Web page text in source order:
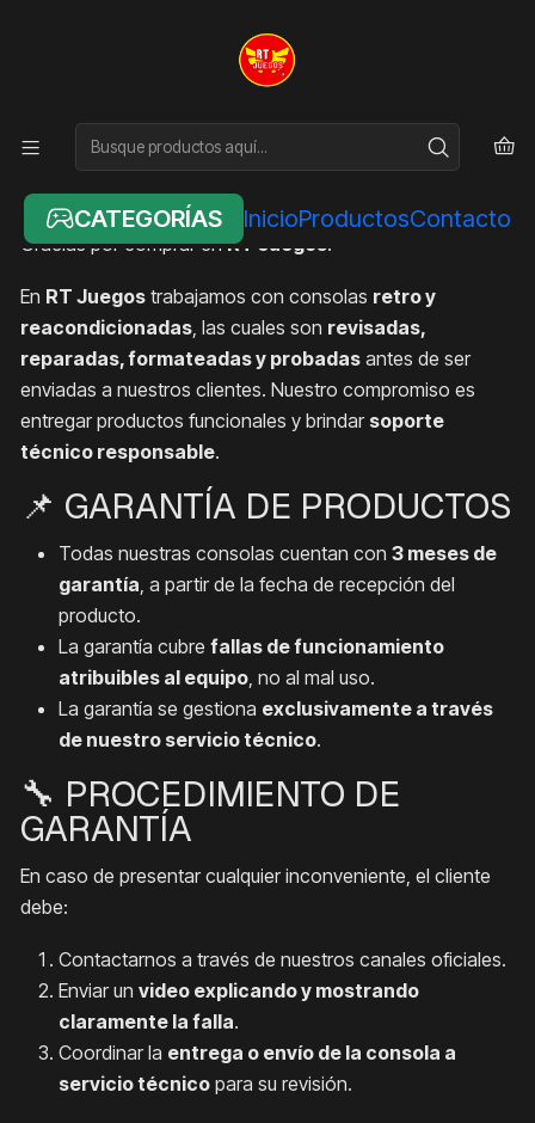
CATEGORÍAS InicioProductosContacto
JUEGOS
Gracias por comprar enRT Juegos.
En RT Juegostrabajamos con consolas retro y
reacondicionadas, las cuales son revisadas,
reparadas, formateadas y probadasantes de ser
enviadas a nuestros clientes. Nuestro compromiso es
entregar productos funcionales y brindar soporte
técnico responsable.
📌 GARANTÍA DE PRODUCTOS
Todas nuestras consolas cuentan con 3 meses de
garantía, a partir de la fecha de recepción del
producto.
La garantía cubre fallas de funcionamiento
atribuibles al equipo, no al mal uso.
La garantía se gestiona exclusivamente a través
de nuestro servicio técnico.
🔧 PROCEDIMIENTO DE
GARANTÍA
En caso de presentar cualquier inconveniente, el cliente
debe:
Contactarnos a través de nuestros canales oficiales.
Enviar un video explicando y mostrando
claramente la falla.
Coordinar la entrega o envío de la consola a
servicio técnicopara su revisión.